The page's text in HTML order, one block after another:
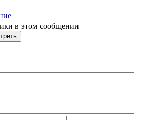
в этом сообщении